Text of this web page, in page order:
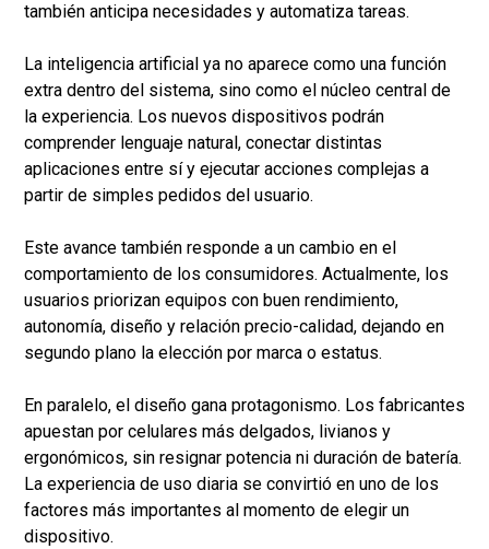
también anticipa necesidades y automatiza tareas.
La inteligencia artificial ya no aparece como una función
extra dentro del sistema, sino como el núcleo central de
la experiencia. Los nuevos dispositivos podrán
comprender lenguaje natural, conectar distintas
aplicaciones entre sí y ejecutar acciones complejas a
partir de simples pedidos del usuario.
Este avance también responde a un cambio en el
comportamiento de los consumidores. Actualmente, los
usuarios priorizan equipos con buen rendimiento,
autonomía, diseño y relación precio-calidad, dejando en
segundo plano la elección por marca o estatus.
En paralelo, el diseño gana protagonismo. Los fabricantes
apuestan por celulares más delgados, livianos y
ergonómicos, sin resignar potencia ni duración de batería.
La experiencia de uso diaria se convirtió en uno de los
factores más importantes al momento de elegir un
dispositivo.